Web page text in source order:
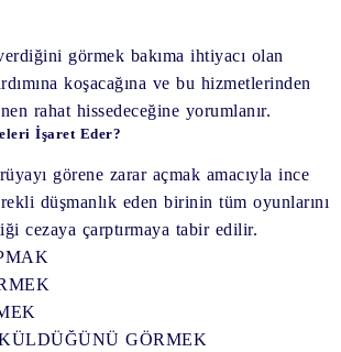
görmek bakıma ihtiyacı olan
koşacağına ve bu hizmetlerinden
rahat hissedeceğine yorumlanır.
İşaret Eder?
görene zarar açmak amacıyla ince
düşmanlık eden birinin tüm oyunlarını
cezaya çarptırmaya tabir edilir.
GÖRMEK